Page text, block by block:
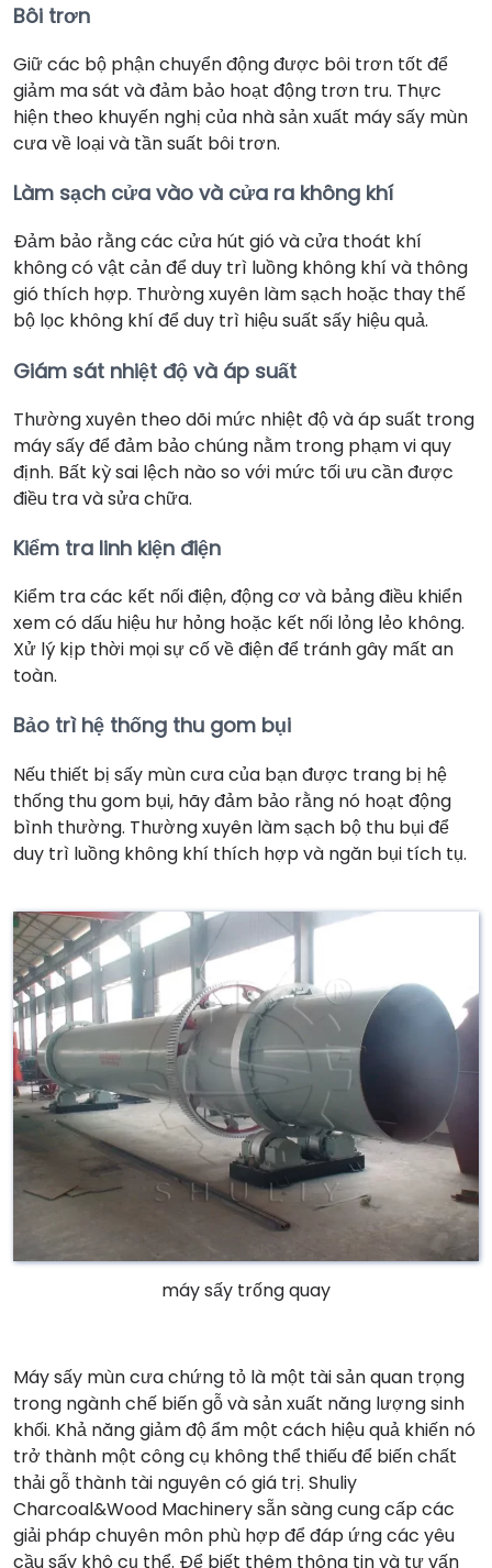
Bôi trơn
Giữ các bộ phận chuyển động được bôi trơn tốt để
giảm ma sát và đảm bảo hoạt động trơn tru. Thực
hiện theo khuyến nghị của nhà sản xuất máy sấy mùn
cưa về loại và tần suất bôi trơn.
Làm sạch cửa vào và cửa ra không khí
Đảm bảo rằng các cửa hút gió và cửa thoát khí
không có vật cản để duy trì luồng không khí và thông
gió thích hợp. Thường xuyên làm sạch hoặc thay thế
bộ lọc không khí để duy trì hiệu suất sấy hiệu quả.
Giám sát nhiệt độ và áp suất
Thường xuyên theo dõi mức nhiệt độ và áp suất trong
máy sấy để đảm bảo chúng nằm trong phạm vi quy
định. Bất kỳ sai lệch nào so với mức tối ưu cần được
điều tra và sửa chữa.
Kiểm tra linh kiện điện
Kiểm tra các kết nối điện, động cơ và bảng điều khiển
xem có dấu hiệu hư hỏng hoặc kết nối lỏng lẻo không.
Xử lý kịp thời mọi sự cố về điện để tránh gây mất an
toàn.
Bảo trì hệ thống thu gom bụi
Nếu thiết bị sấy mùn cưa của bạn được trang bị hệ
thống thu gom bụi, hãy đảm bảo rằng nó hoạt động
bình thường. Thường xuyên làm sạch bộ thu bụi để
duy trì luồng không khí thích hợp và ngăn bụi tích tụ.
máy sấy trống quay
Máy sấy mùn cưa chứng tỏ là một tài sản quan trọng
trong ngành chế biến gỗ và sản xuất năng lượng sinh
khối. Khả năng giảm độ ẩm một cách hiệu quả khiến nó
trở thành một công cụ không thể thiếu để biến chất
thải gỗ thành tài nguyên có giá trị. Shuliy
Charcoal&Wood Machinery sẵn sàng cung cấp các
giải pháp chuyên môn phù hợp để đáp ứng các yêu
cầu sấy khô cụ thể. Để biết thêm thông tin và tư vấn